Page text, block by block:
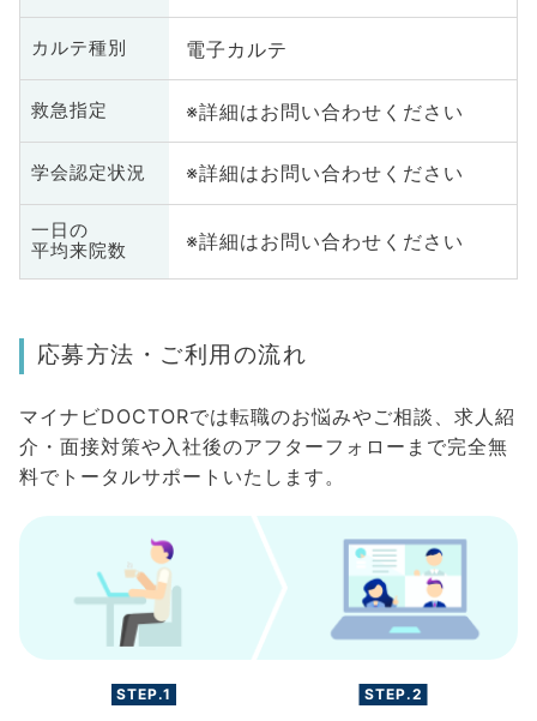
カルテ種別 電子カルテ
救急指定 ※詳細はお問い合わせください
学会認定状況 ※詳細はお問い合わせください
一日の
平均来院数
※詳細はお問い合わせください
応募方法・ご利用の流れ
マイナビDOCTORでは転職のお悩みやご相談、求人紹
介・面接対策や入社後のアフターフォローまで完全無
料でトータルサポートいたします。
STEP.1 STEP.2